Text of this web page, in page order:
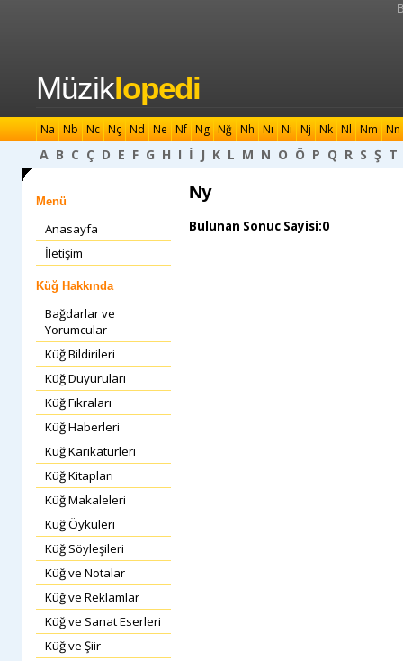
Müziklopedi
Na Nb Nc Nç Nd Ne Nf Ng Nğ Nh Nı Ni Nj Nk Nl Nm Nn
A B C Ç D E F G H I İ J K L M N O Ö P Q R S Ş T
Menü
Anasayfa
İletişim
Küğ Hakkında
Bağdarlar ve
Yorumcular
Küğ Bildirileri
Küğ Duyuruları
Küğ Fıkraları
Küğ Haberleri
Küğ Karikatürleri
Küğ Kitapları
Küğ Makaleleri
Küğ Öyküleri
Küğ Söyleşileri
Küğ ve Notalar
Küğ ve Reklamlar
Küğ ve Sanat Eserleri
Küğ ve Şiir
Ny
Bulunan Sonuc Sayisi:0